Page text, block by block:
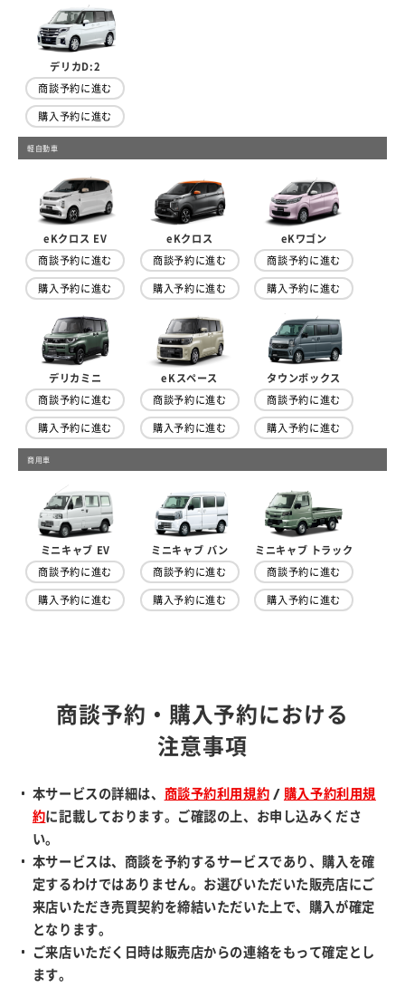
デリカD:2
商談予約に進む
購入予約に進む
軽自動車
eKクロス EV
商談予約に進む
購入予約に進む
eKクロス
商談予約に進む
購入予約に進む
eKワゴン
商談予約に進む
購入予約に進む
デリカミニ
商談予約に進む
購入予約に進む
eKスペース
商談予約に進む
購入予約に進む
タウンボックス
商談予約に進む
購入予約に進む
商用車
ミニキャブ EV
商談予約に進む
購入予約に進む
ミニキャブ バン
商談予約に進む
購入予約に進む
ミニキャブ トラック
商談予約に進む
購入予約に進む
商談予約・購入予約における
注意事項
本サービスの詳細は、 商談予約利用規約 / 購入予約利用規
約に記載しております。ご確認の上、お申し込みくださ
い。
本サービスは、商談を予約するサービスであり、購入を確
定するわけではありません。お選びいただいた販売店にご
来店いただき売買契約を締結いただいた上で、購入が確定
となります。
ご来店いただく日時は販売店からの連絡をもって確定とし
ます。